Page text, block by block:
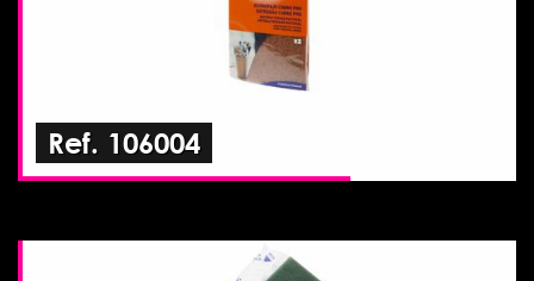
Ref. 106004